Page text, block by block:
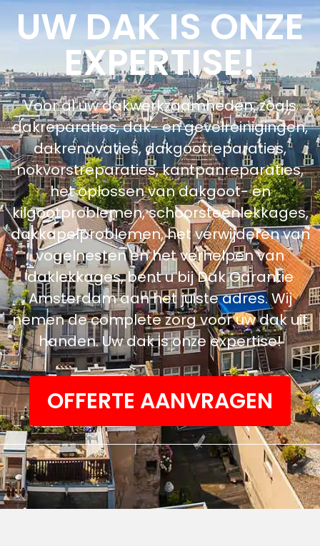
UW DAK IS ONZE
EXPERTISE!
Voor al uw dakwerkzaamheden, zoals
dakreparaties, dak- en gevelreinigingen,
dakrenovaties, dakgootreparaties,
nokvorstreparaties, kantpanreparaties,
het oplossen van dakgoot- en
kilgootproblemen, schoorsteenlekkages,
dakkapelproblemen, het verwijderen van
vogelnesten en het verhelpen van
daklekkages, bent u bij Dak Garantie
Amsterdam aan het juiste adres. Wij
nemen de complete zorg voor uw dak uit
handen. Uw dak is onze expertise!
OFFERTE AANVRAGEN